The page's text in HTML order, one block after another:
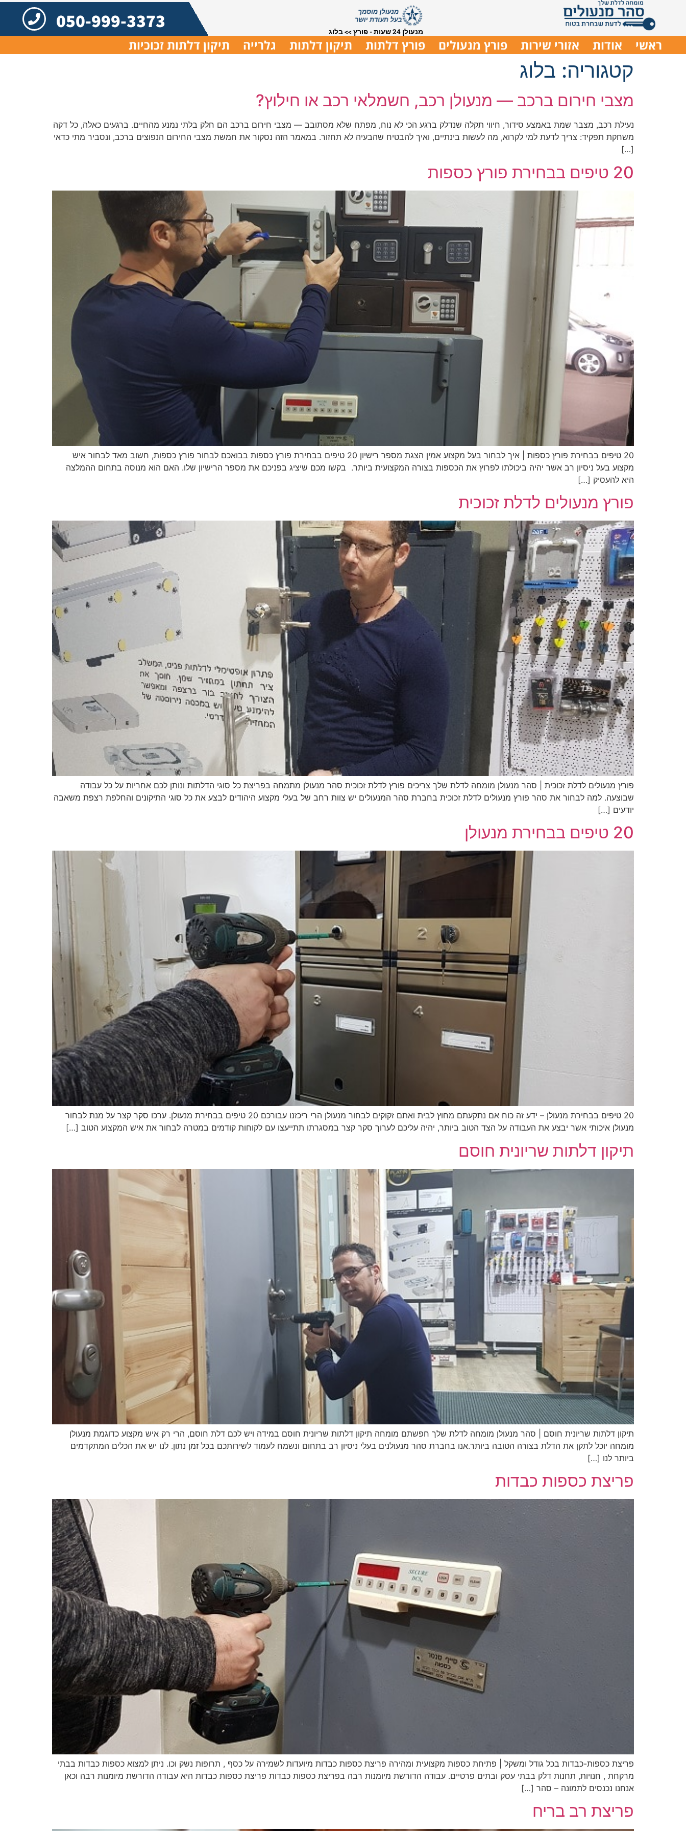
מנעולן 24 שעות - פורץ >>בלוג 050-999-3373
ראשי אודות אזורי שירות פורץ מנעולים פורץ דלתות תיקון דלתות גלרייה תיקון דלתות זכוכיות
קטגוריה: בלוג
מצבי חירום ברכב — מנעולן רכב, חשמלאי רכב או חילוץ?
נעילת רכב, מצבר שמת באמצע סידור, חיווי תקלה שנדלק ברגע הכי לא נוח, מפתח שלא מסתובב — מצבי חירום ברכב הם חלק בלתי נמנע מהחיים. ברגעים כאלה, כל דקה
משחקת תפקיד: צריך לדעת למי לקרוא, מה לעשות בינתיים, ואיך להבטיח שהבעיה לא תחזור. במאמר הזה נסקור את חמשת מצבי החירום הנפוצים ברכב, ונסביר מתי כדאי
[…]
20 טיפים בבחירת פורץ כספות
20 טיפים בבחירת פורץ כספות | איך לבחור בעל מקצוע אמין הצגת מספר רישיון 20 טיפים בבחירת פורץ כספות בבואכם לבחור פורץ כספות, חשוב מאד לבחור איש
מקצוע בעל ניסיון רב אשר יהיה ביכולתו לפרוץ את הכספות בצורה המקצועית ביותר. בקשו מכם שיציג בפניכם את מספר הרישיון שלו. האם הוא מנוסה בתחום ההמלצה
היא להעסיק […]
פורץ מנעולים לדלת זכוכית
פורץ מנעולים לדלת זכוכית | סהר מנעולן מומחה לדלת שלך צריכים פורץ לדלת זכוכית סהר מנעולן מתמחה בפריצת כל סוגי הדלתות ונותן לכם אחריות על כל עבודה
שבוצעה. למה לבחור את סהר פורץ מנעולים לדלת זכוכית בחברת סהר המנעולים יש צוות רחב של בעלי מקצוע היהודים לבצע את כל סוגי התיקונים והחלפת רצפת משאבה
יודעים […]
20 טיפים בבחירת מנעולן
20 טיפים בבחירת מנעולן – ידע זה כוח אם נתקעתם מחוץ לבית ואתם זקוקים לבחור מנעולן הרי ריכזנו עבורכם 20 טיפים בבחירת מנעולן. ערכו סקר קצר על מנת לבחור
מנעולן איכותי אשר יבצע את העבודה על הצד הטוב ביותר, יהיה עליכם לערוך סקר קצר במסגרתו תתייעצו עם לקוחות קודמים במטרה לבחור את איש המקצוע הטוב […]
תיקון דלתות שריונית חוסם
תיקון דלתות שריונית חוסם | סהר מנעולן מומחה לדלת שלך חפשתם מומחה תיקון דלתות שריונית חוסם במידה ויש לכם דלת חוסם, הרי רק איש מקצוע כדוגמת מנעולן
מומחה יוכל לתקן את הדלת בצורה הטובה ביותר.אנו בחברת סהר מנעולנים בעלי ניסיון רב בתחום ונשמח לעמוד לשירותכם בכל זמן נתון. לנו יש את הכלים המתקדמים
ביותר לנו […]
פריצת כספות כבדות
פריצת כספות-כבדות בכל גודל ומשקל | פתיחת כספות מקצועית ומהירה‏ פריצת כספות כבדות מיועדות לשמירה על כסף , תרופות נשק וכו. ניתן למצוא כספות כבדות בבתי
מרקחת , חנויות, תחנות דלק בבתי עסק ובתים פרטיים. עבודה הדורשת מיומנות רבה בפריצת כספות כבדות פריצת כספות כבדות היא עבודה הדורשת מיומנות רבה וכאן
אנחנו נכנסים לתמונה – סהר […]
פריצת רב בריח